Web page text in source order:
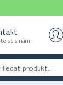
se s námi